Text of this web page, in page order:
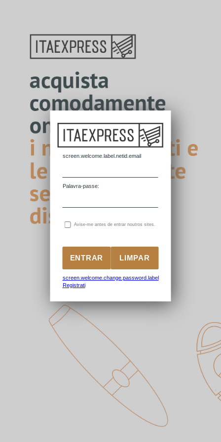
screen.welcome.label.netid.email
Palavra-passe:
Avise-me antes de entrar noutros sites.
screen.welcome.change.password.label
Registrati